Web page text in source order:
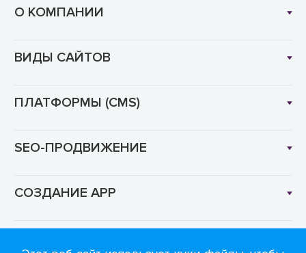
О КОМПАНИИ
ВИДЫ САЙТОВ
ПЛАТФОРМЫ (CMS)
SEO-ПРОДВИЖЕНИЕ
СОЗДАНИЕ APP